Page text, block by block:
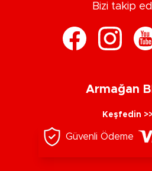
Bizi takip
Armağan
Keşfedin
Güvenli Ödeme